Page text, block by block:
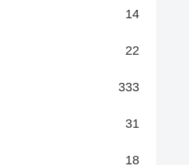
14
22
333
31
18